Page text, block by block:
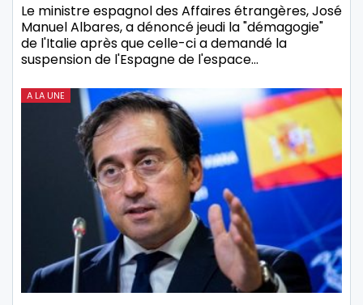
Le ministre espagnol des Affaires étrangères, José
Manuel Albares, a dénoncé jeudi la "démagogie"
de l'Italie après que celle-ci a demandé la
suspension de l'Espagne de l'espace…
A LA UNE